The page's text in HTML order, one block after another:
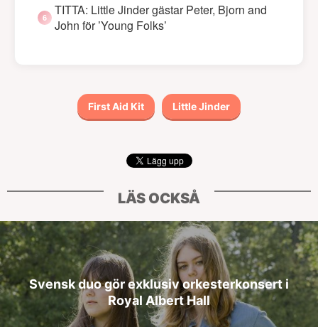
TITTA: Little Jinder gästar Peter, Bjorn and
John för ’Young Folks’
First Aid Kit Little Jinder
LÄS OCKSÅ
Svensk duo gör exklusiv orkesterkonsert i
Royal Albert Hall